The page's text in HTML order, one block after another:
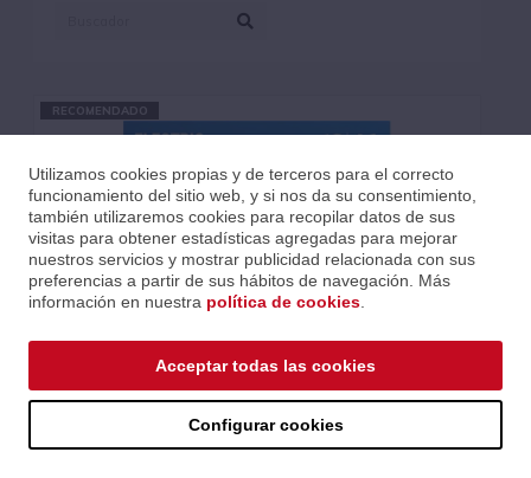
RECOMENDADO
JUEGO ELÉCTRICA NANOWEB L 10-46
Utilizamos cookies propias y de terceros para el correcto
funcionamiento del sitio web, y si nos da su consentimiento,
también utilizaremos cookies para recopilar datos de sus
visitas para obtener estadísticas agregadas para mejorar
nuestros servicios y mostrar publicidad relacionada con sus
preferencias a partir de sus hábitos de navegación. Más
información en nuestra política de cookies
Configurar cookies
Acceptar todas las cookies